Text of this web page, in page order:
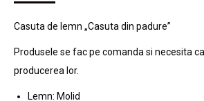
Casuta de lemn „Casuta din padure”
Produsele se fac pe comanda si necesita
producerea lor.
Lemn: Molid